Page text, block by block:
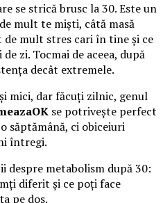
se strică brusc la 30. Este un
mult te miști, câtă masă
de mult stres cari în tine și ce
zi. Tocmai de aceea, după
decât extremele.
mici, dar făcuți zilnic, genul
se potrivește perfect
săptămână, ci obiceiuri
întregi.
despre metabolism după 30:
diferit și ce poți face
pe dos.